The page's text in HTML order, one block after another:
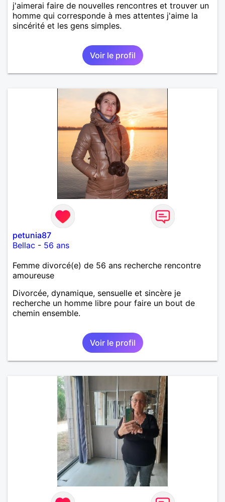
j'aimerai faire de nouvelles rencontres et trouver un
homme qui corresponde à mes attentes j'aime la
sincérité et les gens simples.
Voir le profil
petunia87
Bellac - 56 ans
Femme divorcé(e) de 56 ans recherche rencontre
amoureuse
Divorcée, dynamique, sensuelle et sincère je
recherche un homme libre pour faire un bout de
chemin ensemble.
Voir le profil